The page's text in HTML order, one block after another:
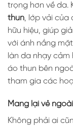
trọng hơn về da.
thun, lớp vải của
hữu hiệu, giúp
với ánh nắng
làn da nhạy
áo thun bên
tham gia các
Mang lại vẻ
Không phải ai